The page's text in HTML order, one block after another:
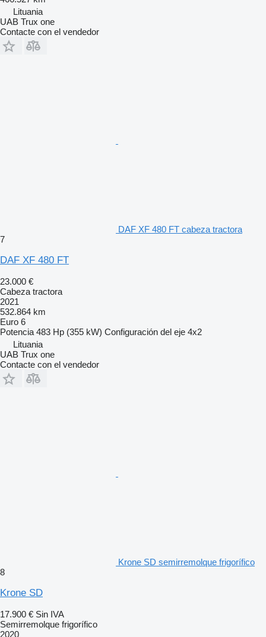
Lituania
UAB Trux one
Contacte con el vendedor
DAF XF 480 FT cabeza tractora
7
DAF XF 480 FT
23.000 €
Cabeza tractora
2021
532.864 km
Euro 6
Potencia 483 Hp (355 kW) Configuración del eje 4x2
Lituania
UAB Trux one
Contacte con el vendedor
Krone SD semirremolque frigorífico
8
Krone SD
17.900 € Sin IVA
Semirremolque frigorífico
2020